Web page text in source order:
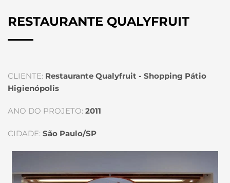
RESTAURANTE QUALYFRUIT
CLIENTE: Restaurante Qualyfruit - Shopping Pátio
Higienópolis
ANO DO PROJETO: 2011
CIDADE: São Paulo/SP